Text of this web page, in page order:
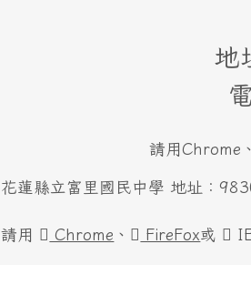
地
請用Chrome
花蓮縣立富里國民中學 地址：
請用 Chrome 、 FireFox或